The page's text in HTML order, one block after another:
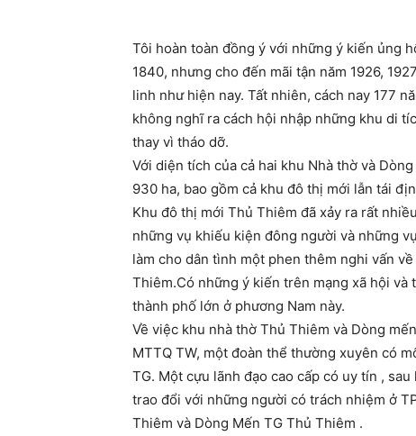
Tôi hoàn toàn đồng ý với những ý kiến ủng
1840, nhưng cho đến mãi tận năm 1926,
linh như hiện nay. Tất nhiên, cách nay 177
không nghĩ ra cách hội nhập những khu di
thay vì tháo dỡ.
Với diện tích của cả hai khu Nhà thờ và
930 ha, bao gồm cả khu đô thị mới lẫn tái
Khu đô thị mới Thủ Thiêm đã xảy ra rất
những vụ khiếu kiện đông người và những
làm cho dân tình một phen thêm nghi vấn
Thiêm.Có những ý kiến trên mạng xã hội
thành phố lớn ở phương Nam này.
Về việc khu nhà thờ Thủ Thiêm và Dòng
MTTQ TW, một đoàn thể thường xuyên có
TG. Một cựu lãnh đạo cao cấp có uy tín ,
trao đổi với những người có trách nhiệm ở
Thiêm và Dòng Mến TG Thủ Thiêm .